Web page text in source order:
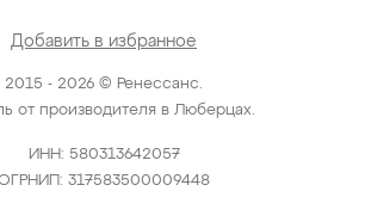
2015 - 2026 © Ренессанс.
от производителя в Люберцах.
ИНН: 580313642057
317583500009448
Добавить в избранное